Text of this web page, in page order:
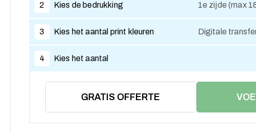
2 Kies de bedrukking 1e zijde (max
3 Kies het aantal print kleuren Digitale
4 Kies het aantal
GRATIS OFFERTE